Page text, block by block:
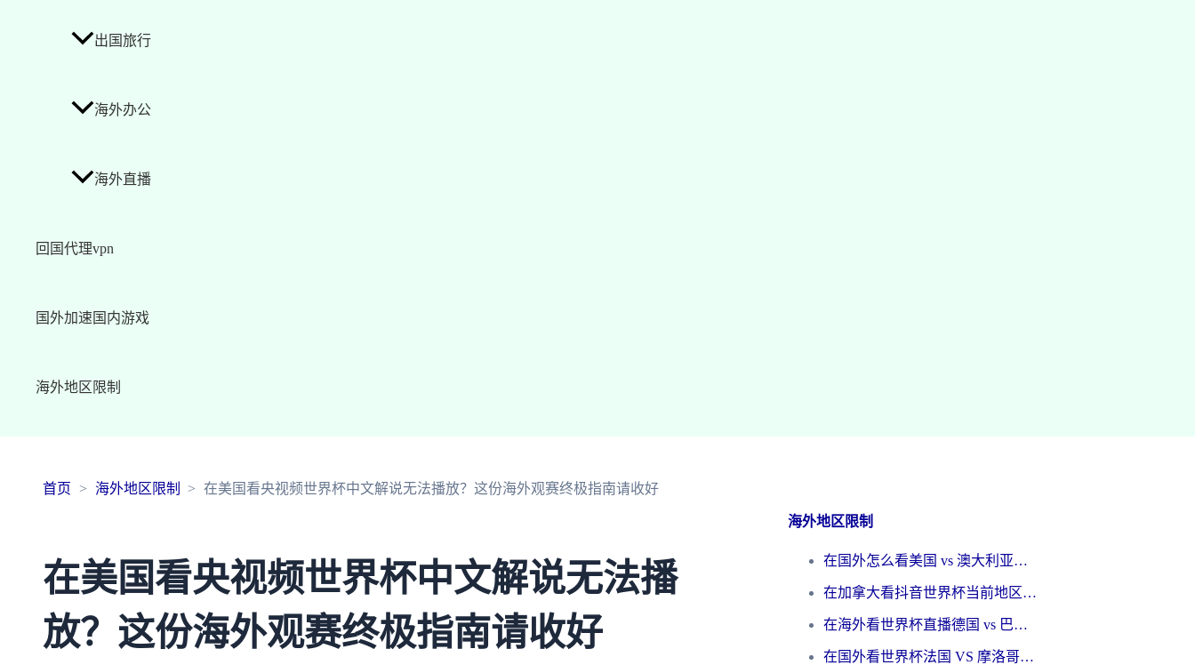
出国旅行
海外办公
海外直播
回国代理vpn
国外加速国内游戏
海外地区限制
首页 海外地区限制 在美国看央视频世界杯中文解说无法播放？这份海外观赛终极指南请收好
在美国看央视频世界杯中文解说无法播
放？这份海外观赛终极指南请收好
海外地区限制
在国外怎么看美国 vs 澳大利亚世界杯直播？海外党必藏的中文解说观赛指南
在加拿大看抖音世界杯当前地区不可播放？海外党体育观赛终极指南
在海外看世界杯直播德国 vs 巴拉圭当前IP受限制？这篇指南帮你轻松解决地区限制
在国外看世界杯法国 VS 摩洛哥仅限中国大陆？别让地域限制拦下你的欢呼